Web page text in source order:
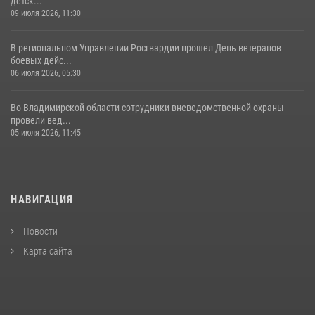
09 июля 2026, 11:30
В региональном Управлении Росгвардии прошел День ветеранов
боевых дейс...
06 июля 2026, 05:30
Во Владимирской области сотрудники вневедомственной охраны
провели вед...
05 июля 2026, 11:45
НАВИГАЦИЯ
Новости
Карта сайта